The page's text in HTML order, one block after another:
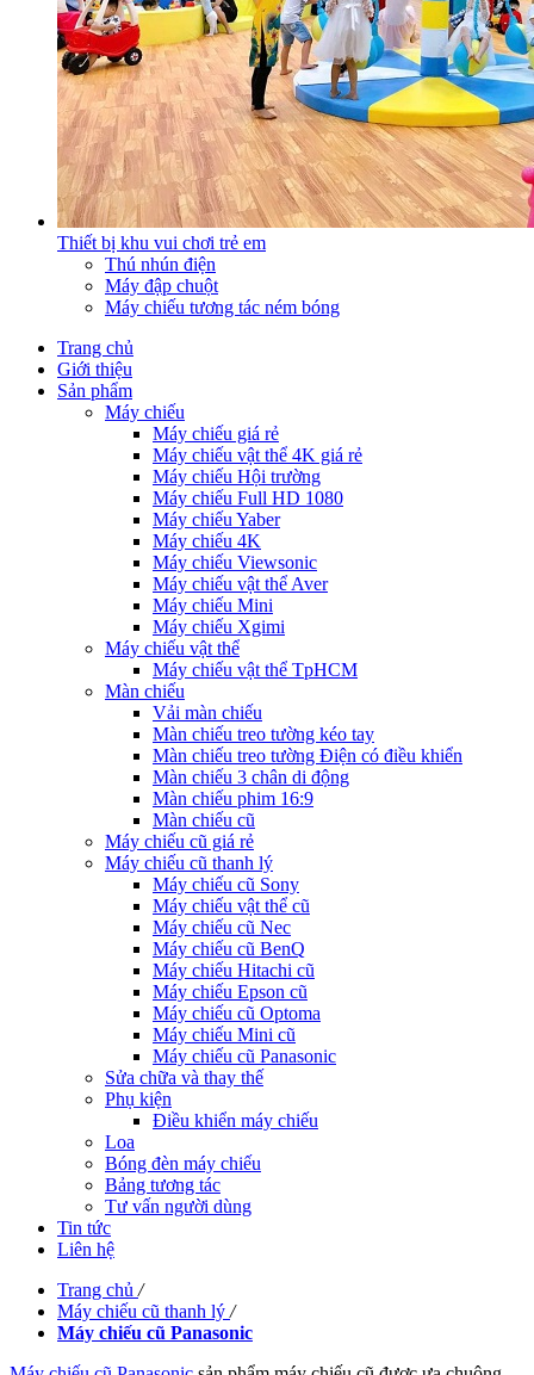
Thiết bị khu vui chơi trẻ em
Thú nhún điện
Máy đập chuột
Máy chiếu tương tác ném bóng
Trang chủ
Giới thiệu
Sản phẩm
Máy chiếu
Máy chiếu giá rẻ
Máy chiếu vật thể 4K giá rẻ
Máy chiếu Hội trường
Máy chiếu Full HD 1080
Máy chiếu Yaber
Máy chiếu 4K
Máy chiếu Viewsonic
Máy chiếu vật thể Aver
Máy chiếu Mini
Máy chiếu Xgimi
Máy chiếu vật thể
Máy chiếu vật thể TpHCM
Màn chiếu
Vải màn chiếu
Màn chiếu treo tường kéo tay
Màn chiếu treo tường Điện có điều khiển
Màn chiếu 3 chân di động
Màn chiếu phim 16:9
Màn chiếu cũ
Máy chiếu cũ giá rẻ
Máy chiếu cũ thanh lý
Máy chiếu cũ Sony
Máy chiếu vật thể cũ
Máy chiếu cũ Nec
Máy chiếu cũ BenQ
Máy chiếu Hitachi cũ
Máy chiếu Epson cũ
Máy chiếu cũ Optoma
Máy chiếu Mini cũ
Máy chiếu cũ Panasonic
Sửa chữa và thay thế
Phụ kiện
Điều khiển máy chiếu
Loa
Bóng đèn máy chiếu
Bảng tương tác
Tư vấn người dùng
Tin tức
Liên hệ
Trang chủ /
Máy chiếu cũ thanh lý /
Máy chiếu cũ Panasonic